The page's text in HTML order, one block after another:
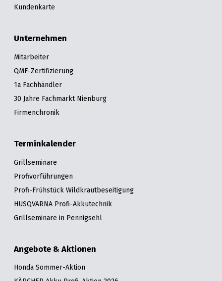
Kundenkarte
Unternehmen
Mitarbeiter
QMF-Zertifizierung
1a Fachhändler
30 Jahre Fachmarkt Nienburg
Firmenchronik
Terminkalender
Grillseminare
Profivorführungen
Profi-Frühstück Wildkrautbeseitigung
HUSQVARNA Profi-Akkutechnik
Grillseminare in Pennigsehl
Angebote & Aktionen
Honda Sommer-Aktion